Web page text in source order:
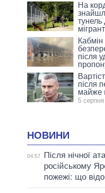
На
тунель
Кабмін
після
після
майже
5
НОВИНИ
04:57
Після нічної
російському
пожежі: що